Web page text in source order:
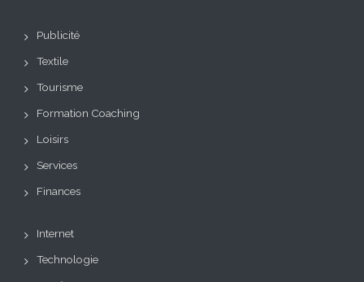
Publicité
Textile
Tourisme
Formation Coaching
Loisirs
Services
Finances
Internet
Technologie